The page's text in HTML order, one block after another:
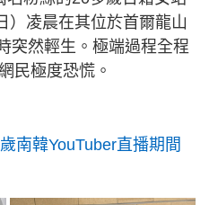
）凌晨在其位於首爾龍山
突然輕生。極端過程全程
民極度恐慌。
南韓YouTuber直播期間